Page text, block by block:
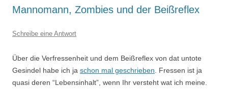
Mannomann, Zombies und der Beißreflex
Schreibe eine Antwort
Über die Verfressenheit und dem Beißreflex von dat untote
Gesindel habe ich ja schon mal geschrieben . Fressen ist ja
quasi deren “Lebensinhalt”, wenn Ihr versteht wat ich meine.